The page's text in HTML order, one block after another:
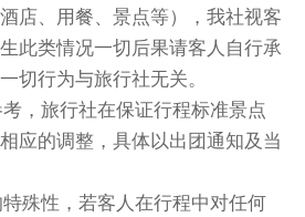
店、用餐、景点等），我社视客
此类情况一切后果请客人自行承
切行为与旅行社无关。
，旅行社在保证行程标准景点
应的调整，具体以出团通知及当
殊性，若客人在行程中对任何